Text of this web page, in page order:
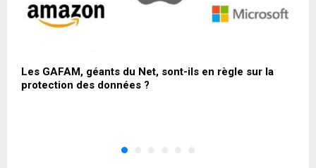
Les GAFAM, géants du Net, sont-ils en règle sur la
protection des données ?